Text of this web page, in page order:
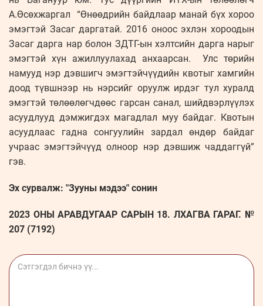
А.Өсөхжаргал “Өнөөдрийн байдлаар манай бүх хороо
эмэгтэй Засаг даргатай. 2016 оноос эхлэн хороодын
Засаг дарга нар болон ЗДТГ-ын хэлтсийн дарга нарыг
эмэгтэй хүн ажиллуулахад анхаарсан. Улс төрийн
намууд нэр дэвшигч эмэгтэйчүүдийн квотыг хамгийн
доод түвшнээр нь нэрсийг оруулж ирдэг тул хуралд
эмэгтэй төлөөлөгчдөөс гарсан санал, шийдвэрлүүлэх
асуудлууд дэмжигдэх магадлал муу байдаг. Квотын
асуудлаас гадна сонгуулийн зардал өндөр байдаг
учраас эмэгтэйчүүд олноор нэр дэвшиж чаддаггүй”
гэв.
Эх сурвалж: "Зууны мэдээ" сонин
2023 ОНЫ АРАВДУГААР САРЫН 18. ЛХАГВА ГАРАГ. №
207 (7192)